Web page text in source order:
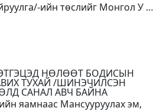
ийн төслийг Монгол У …
НӨЛӨӨТ БОДИСЫН
ТУХАЙ /ШИНЭЧИЛСЭН
САНАЛ АВЧ БАЙНА
яамнаас Мансууруулах эм,